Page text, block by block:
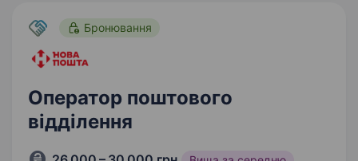
Бронювання
Оператор поштового
відділення